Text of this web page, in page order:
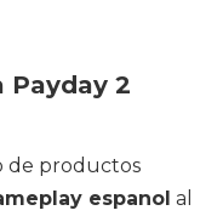
Payday 2
de productos
espanol al